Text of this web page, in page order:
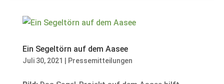
Ein Segeltörn auf dem Aasee
Juli 30, 2021 Pressemitteilungen